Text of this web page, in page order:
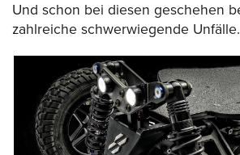
Und schon bei diesen geschehen
zahlreiche schwerwiegende Unfälle.